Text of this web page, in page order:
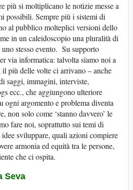
più si moltiplicano le notizie messe a
possibili. Sempre più i sistemi di
al pubblico molteplici versioni dello
in un caleidoscopio una pluralità di
stesso evento. Su supporto
via informatica: talvolta siamo noi a
più delle volte ci arrivano – anche
saggi, immagini, interviste,
ecc., che aggiungono ulteriore
argomento e problema diventa
non solo come ‘stanno davvero’ le
fare noi, soprattutto sui temi di
sviluppare, quali azioni compiere
armonia ed equità tra le persone,
che ci ospita.
Seva